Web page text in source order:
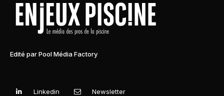
Edité par Pool Média Factory
Linkedin Newsletter